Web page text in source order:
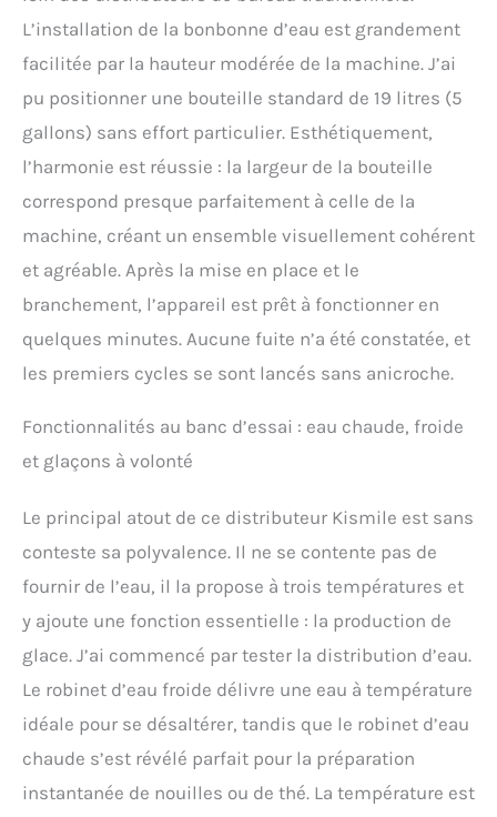
L’installation de la bonbonne d’eau est grandement
facilitée par la hauteur modérée de la machine. J’ai
pu positionner une bouteille standard de 19 litres (5
gallons) sans effort particulier. Esthétiquement,
l’harmonie est réussie : la largeur de la bouteille
correspond presque parfaitement à celle de la
machine, créant un ensemble visuellement cohérent
et agréable. Après la mise en place et le
branchement, l’appareil est prêt à fonctionner en
quelques minutes. Aucune fuite n’a été constatée, et
les premiers cycles se sont lancés sans anicroche.
Fonctionnalités au banc d’essai : eau chaude, froide
et glaçons à volonté
Le principal atout de ce distributeur Kismile est sans
conteste sa polyvalence. Il ne se contente pas de
fournir de l’eau, il la propose à trois températures et
y ajoute une fonction essentielle : la production de
glace. J’ai commencé par tester la distribution d’eau.
Le robinet d’eau froide délivre une eau à température
idéale pour se désaltérer, tandis que le robinet d’eau
chaude s’est révélé parfait pour la préparation
instantanée de nouilles ou de thé. La température est